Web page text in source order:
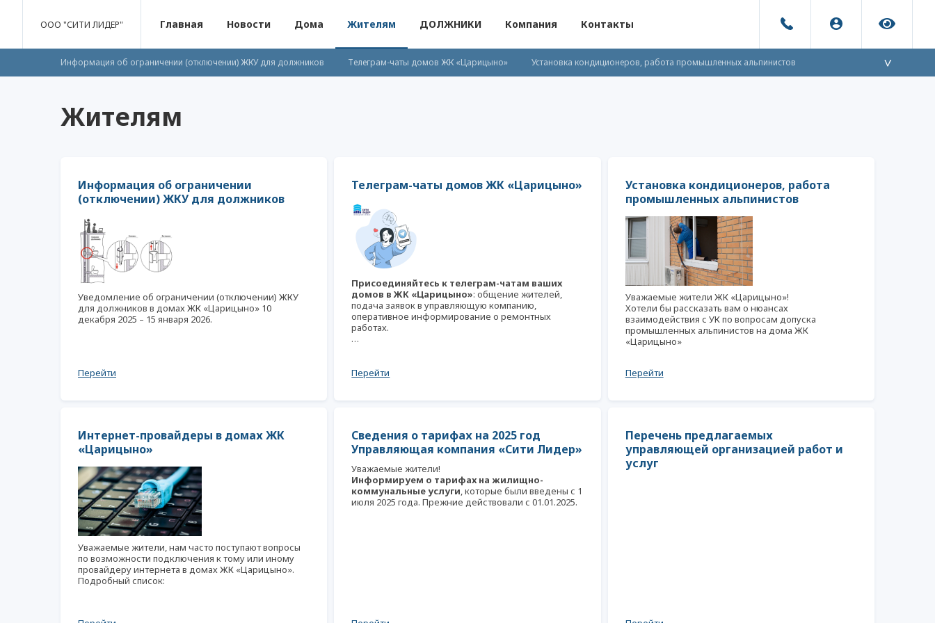
ООО "СИТИ ЛИДЕР" Главная Новости Дома Жителям ДОЛЖНИКИ Компания Контакты
>
Информация об ограничении (отключении) ЖКУ для должников Телеграм-чаты домов ЖК «Царицыно» Установка кондиционеров, работа промышленных альпинистов
Перечень предлагаемых управляющей организацией работ и услуг
Жителям
Информация об ограничении
(отключении) ЖКУ для должников
Уведомление об ограничении (отключении) ЖКУ
для должников в домах ЖК «Царицыно» 10
декабря 2025 – 15 января 2026.
Перейти
Телеграм-чаты домов ЖК «Царицыно»
Присоединяйтесь к телеграм-чатам ваших
домов в ЖК «Царицыно»: общение жителей,
подача заявок в управляющую компанию,
оперативное информирование о ремонтных
работах.
…
Перейти
Установка кондиционеров, работа
промышленных альпинистов
Уважаемые жители ЖК «Царицыно»!
Хотели бы рассказать вам о нюансах
взаимодействия с УК по вопросам допуска
промышленных альпинистов на дома ЖК
«Царицыно»
Перейти
Интернет-провайдеры в домах ЖК
«Царицыно»
Уважаемые жители, нам часто поступают вопросы
по возможности подключения к тому или иному
провайдеру интернета в домах ЖК «Царицыно».
Подробный список:
Сведения о тарифах на 2025 год
Управляющая компания «Сити Лидер»
Уважаемые жители!
Информируем о тарифах на жилищно-
коммунальные услуги, которые были введены с 1
июля 2025 года. Прежние действовали с 01.01.2025.
Перечень предлагаемых
управляющей организацией работ и
услуг